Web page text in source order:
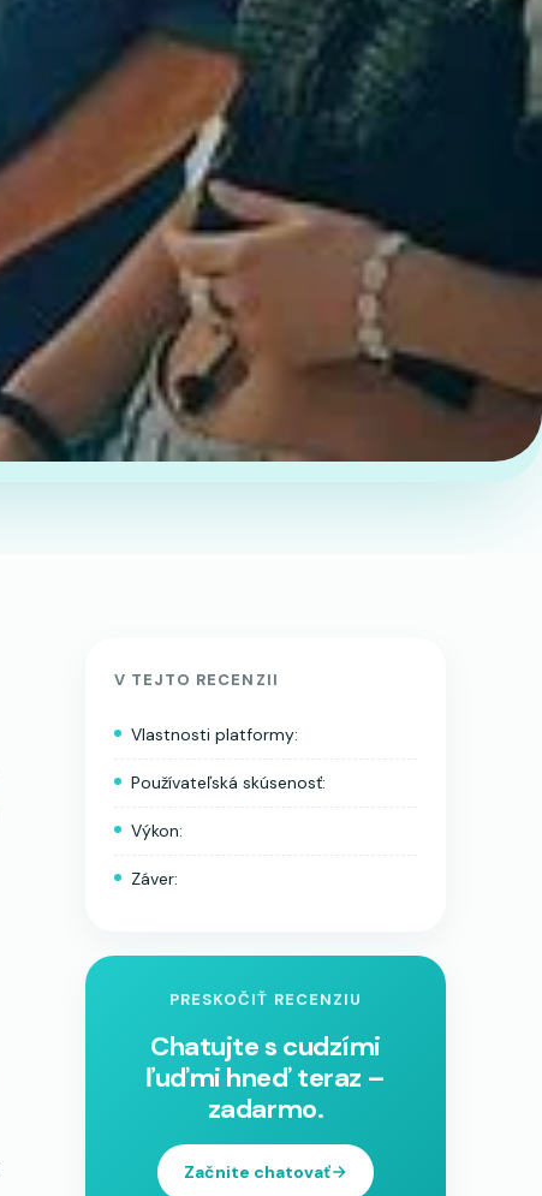
V TEJTO RECENZII
Vlastnosti platformy:
Používateľská skúsenosť:
Výkon:
Záver:
PRESKOČIŤ RECENZIU
Chatujte s cudzími
ľuďmi hneď teraz –
zadarmo.
Začnite chatovať